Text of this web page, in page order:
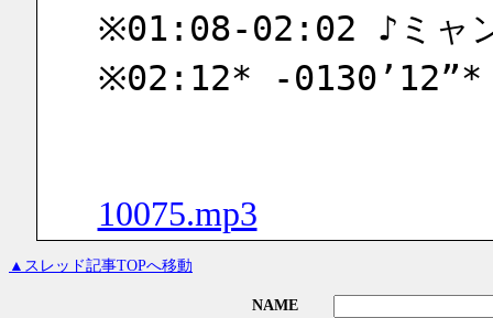
※01:08-02:02 ♪ミャ
※02:12* -
10075.mp3
▲スレッド記事TOPへ移動
NAME